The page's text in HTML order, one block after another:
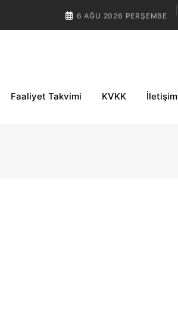
6 AĞU 2026 PERŞEMBE
Faaliyet Takvimi KVKK İletişim